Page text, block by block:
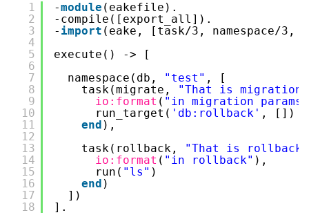
1
2
3
4
5
6
7
8
9
10
11
12
13
14
15
16
17
18
-module (eakefile).
-compile([export_all]).
- import (eake, [task/3, namespace/
execute() -> [
namespace(db,
"test" , [
task(migrate,
"That is migration"
io:format ( "in migration
run_target( 'db:rollback' , [])
end ),
task(rollback,
"That is rollback"
io:format ( "in rollback" ),
run( "ls" )
end )
])
].